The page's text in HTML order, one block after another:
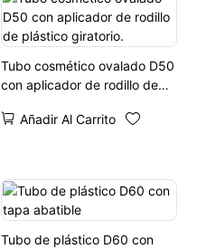
Tubo cosmético ovalado D50
con aplicador de rodillo de
Añadir Al Carrito
Tubo de plástico D60 con